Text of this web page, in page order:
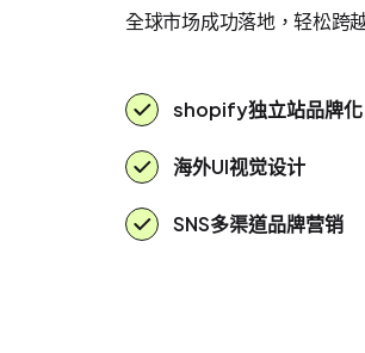
全球市场成功落地，轻松跨
shopify独立站品牌化
海外UI视觉设计
SNS多渠道品牌营销